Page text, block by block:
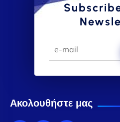
Ακολουθήστε μας